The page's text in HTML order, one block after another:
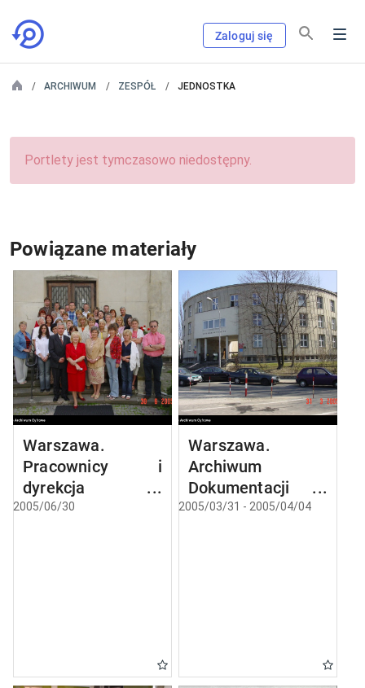
Zaloguj się
ARCHIWUM ZESPÓŁ JEDNOSTKA
Portlety jest tymczasowo niedostępny.
Powiązane materiały
Warszawa.
Pracownicy i
dyrekcja
Archiwum
2005/06/30
Warszawa.
Archiwum
Dokumentacji
Mechanicznej.
2005/03/31 - 2005/04/04